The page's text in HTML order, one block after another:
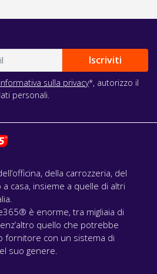
informativa sulla privacy*, autorizzo il
personali.
della carrozzeria, del
casa, insieme a quelle di altri
è enorme, tra migliaia di
quello che potrebbe
fornitore con un sistema di
suo genere.